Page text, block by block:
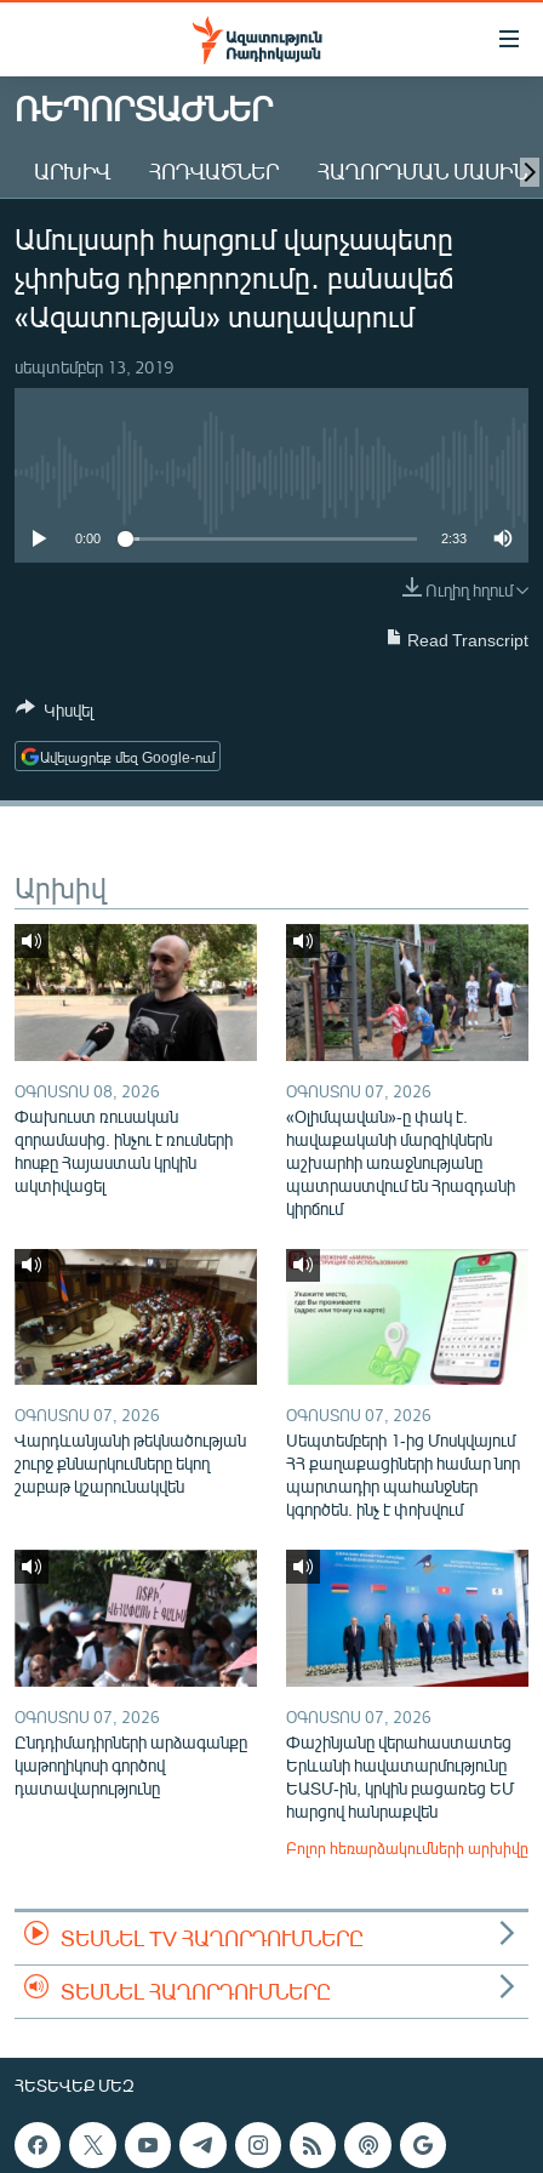
Մատչելիության
Անցնել
հիմնական
Անցնել
հիմնական
մենյուին
Որոնում
ԱԶԱՏՈՒԹՅՈՒՆ TV
ՀԱՅԱՍՏԱՆ
ԸՆՏՐՈՒԹՅՈՒՆՆԵՐ 2026
ԻՐԱՎՈՒՆՔ
ՏՆՏԵՍՈՒԹՅՈՒՆ
ՄԻՋԱԶԳԱՅԻՆ
ՄԵԿՆԱԲԱՆՈՒԹՅՈՒՆ
ՏՏ ԵՒ ԻՆՏԵՐՆԵՏ
ԲԱՆԱՎԵՃ
ՁԳՏԵԼՈՎ ԼԱՎԱԳՈՒՅՆԻՆ
ՓՈԴՔԱՍԹ
Հայերեն
English
Русский
«Ազատության» բոլոր կայքերը
ՌԵՊՈՐՏԱԺՆԵՐ
ԱՐԽԻՎ ՀՈԴՎԱԾՆԵՐ ՀԱՂՈՐԴՄԱՆ ՄԱՍԻՆ
Ամուլսարի հարցում վարչապետը
չփոխեց դիրքորոշումը․ բանավեճ
«Ազատության» տաղավարում
սեպտեմբեր 13, 2019
0:00 2:33
Ուղիղ հղում
Read Transcript
Կիսվել
Ավելացրեք մեզ Google-ում
Արխիվ
ՕԳՈՍՏՈՍ 08, 2026
Փախուստ ռուսական
զորամասից. ինչու է ռուսների
հոսքը Հայաստան կրկին
ակտիվացել
ՕԳՈՍՏՈՍ 07, 2026
«Օլիմպավան»-ը փակ է.
հավաքականի մարզիկներն
աշխարհի առաջնությանը
պատրաստվում են Հրազդանի
կիրճում
ՕԳՈՍՏՈՍ 07, 2026
Վարդևանյանի թեկնածության
շուրջ քննարկումները եկող
շաբաթ կշարունակվեն
ՕԳՈՍՏՈՍ 07, 2026
Սեպտեմբերի 1-ից Մոսկվայում
ՀՀ քաղաքացիների համար նոր
պարտադիր պահանջներ
կգործեն. ինչ է փոխվում
ՕԳՈՍՏՈՍ 07, 2026
Ընդդիմադիրների արձագանքը
կաթողիկոսի գործով
դատավարությունը
ՕԳՈՍՏՈՍ 07, 2026
Փաշինյանը վերահաստատեց
Երևանի հավատարմությունը
ԵԱՏՄ-ին, կրկին բացառեց ԵՄ
հարցով հանրաքվեն
Բոլոր հեռարձակումների արխիվը
ՏԵՍՆԵԼ TV ՀԱՂՈՐԴՈՒՄՆԵՐԸ
ՏԵՍՆԵԼ ՀԱՂՈՐԴՈՒՄՆԵՐԸ
ՀԵՏԵՎԵՔ ՄԵԶ